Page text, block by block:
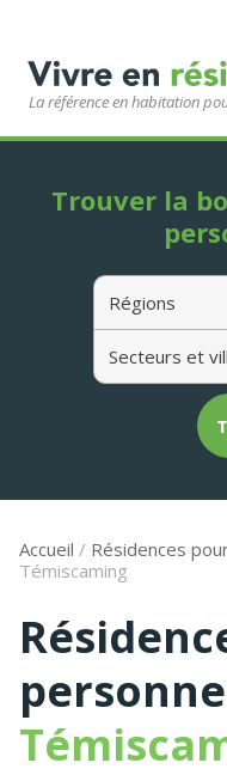
La référence en habitation
Régions
Secteurs et
Trouver la
Accueil / Résidences
Témiscaming